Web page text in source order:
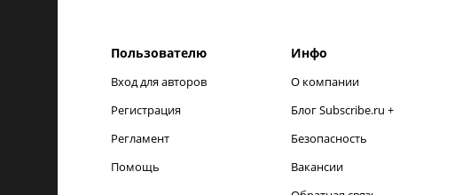
Пользователю
Вход для авторов
Регистрация
Регламент
Помощь
Инфо
О компании
Блог Subscribe.ru +
Безопасность
Вакансии